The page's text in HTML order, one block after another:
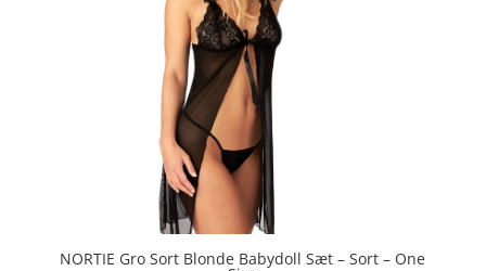
NORTIE Gro Sort Blonde Babydoll Sæt – Sort – One